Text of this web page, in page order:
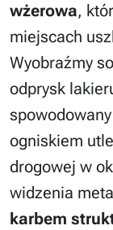
wżerowa,
miejscach
Wyobraźmy
odprysk
ogniskiem
drogowej w
widzenia
karbem